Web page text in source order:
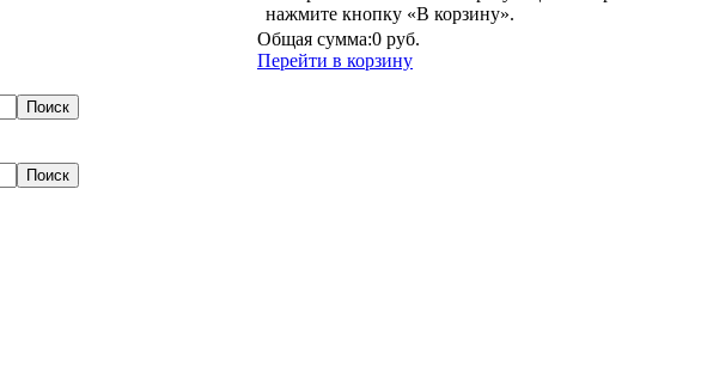
нажмите кнопку «В корзину».
Общая сумма:0 руб.
Перейти в корзину